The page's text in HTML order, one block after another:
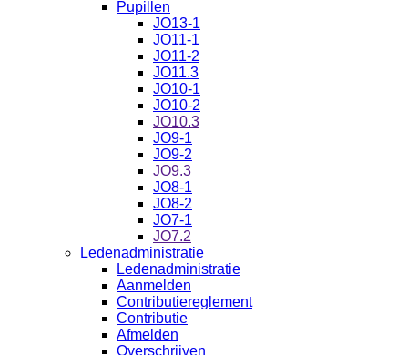
Pupillen
JO13-1
JO11-1
JO11-2
JO11.3
JO10-1
JO10-2
JO10.3
JO9-1
JO9-2
JO9.3
JO8-1
JO8-2
JO7-1
JO7.2
Ledenadministratie
Ledenadministratie
Aanmelden
Contributiereglement
Contributie
Afmelden
Overschrijven